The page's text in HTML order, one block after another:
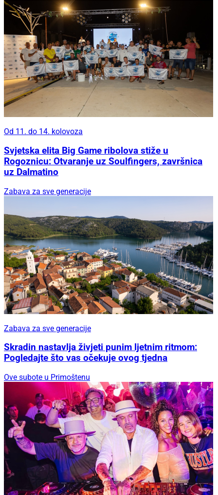
Od 11. do 14. kolovoza
Svjetska elita Big Game ribolova stiže u
Rogoznicu: Otvaranje uz Soulfingers, završnica
uz Dalmatino
Zabava za sve generacije
Zabava za sve generacije
Skradin nastavlja živjeti punim ljetnim ritmom:
Pogledajte što vas očekuje ovog tjedna
Ove subote u Primoštenu